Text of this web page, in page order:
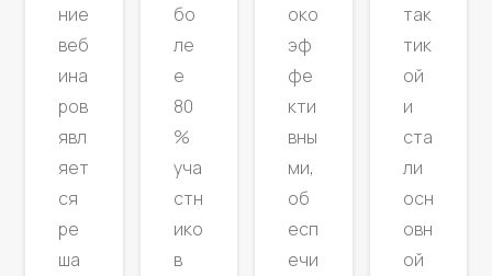
ние
веб
ина
ров
явл
яет
ся
ре
ша
бо
ле
е
80
%
уча
стн
ико
в
око
эф
фе
кти
вны
ми,
об
есп
ечи
так
тик
ой
и
ста
ли
осн
овн
ой